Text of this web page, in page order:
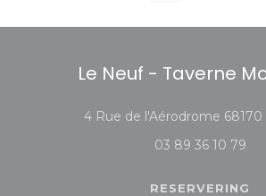
Le Neuf - Taverne
4 Rue de l'Aérodrome 68170
03 89 36 10 79
RESERVERING